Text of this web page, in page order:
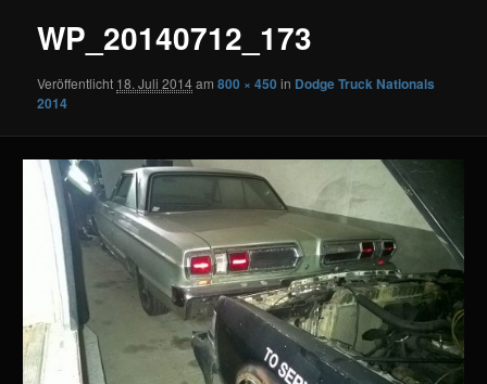
WP_20140712_173
Veröffentlicht 18. Juli 2014am800 × 450 in Dodge Truck Nationals
2014